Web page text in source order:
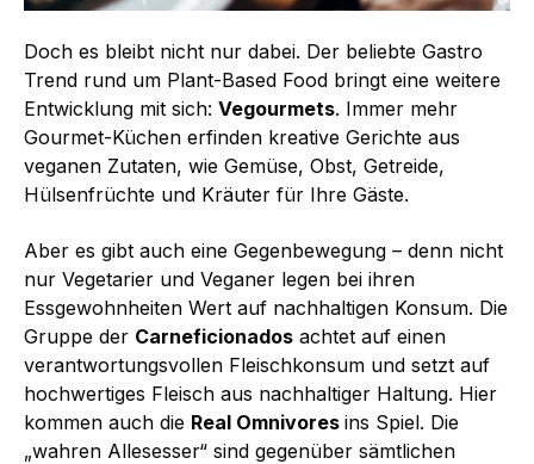
Doch es bleibt nicht nur dabei. Der beliebte Gastro
Trend rund um Plant-Based Food bringt eine weitere
Entwicklung mit sich: Vegourmets. Immer mehr
Gourmet-Küchen erfinden kreative Gerichte aus
veganen Zutaten, wie Gemüse, Obst, Getreide,
Hülsenfrüchte und Kräuter für Ihre Gäste.
Aber es gibt auch eine Gegenbewegung – denn nicht
nur Vegetarier und Veganer legen bei ihren
Essgewohnheiten Wert auf nachhaltigen Konsum. Die
Gruppe der Carneficionados achtet auf einen
verantwortungsvollen Fleischkonsum und setzt auf
hochwertiges Fleisch aus nachhaltiger Haltung. Hier
kommen auch die Real Omnivores ins Spiel. Die
„wahren Allesesser“ sind gegenüber sämtlichen